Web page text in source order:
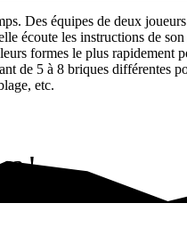
Des équipes de deux
écoute les instructions de
formes le plus
de 5 à 8 briques différentes
etc.
!